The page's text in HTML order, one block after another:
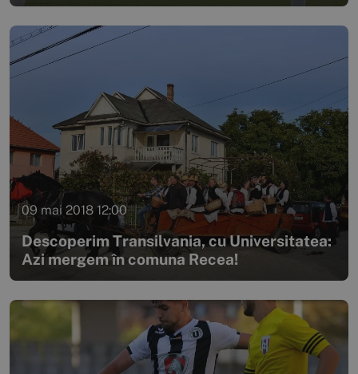
09 mai 2018 12:00
Descoperim Transilvania, cu Universitatea:
Azi mergem în comuna Recea!